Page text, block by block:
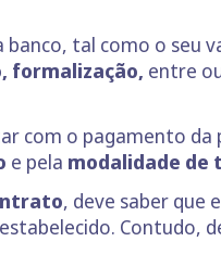
tal como o seu
formalização, entre
com o pagamento da
e pela modalidade de
, deve saber que
Contudo,